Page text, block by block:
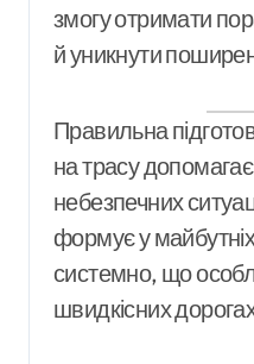
змогу отримати
й уникнути
Правильна
на трасу
небезпечних
формує у майбутніх
системно, що
швидкісних